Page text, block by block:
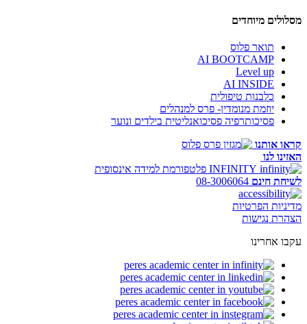
מסלולים מיוחדים
תואר פלוס
AI BOOTCAMP
Level up
AI INSIDE
כלבנות טיפולית
יוזמת מנומדין- פרס למנהלים
פסיכותרפיה פסיכואנליטית בילדים ונוער
קראו אותנו
האזינו לנו
INFINITY פלטפורמת למידה אינסופית
לשיחת חינם 08-3006064
מדיניות הפרטיות
הצהרת נגישות
עקבו אחרינו